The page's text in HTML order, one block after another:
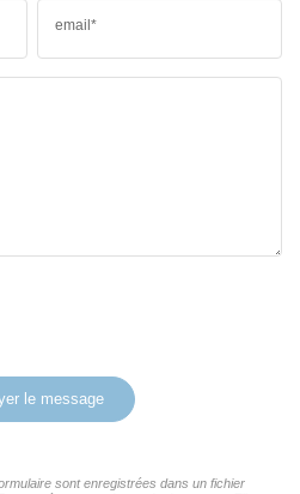
email*
le message
sont enregistrées dans un fichier